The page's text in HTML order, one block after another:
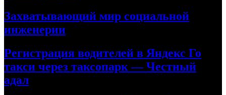
Захватывающий мир социальной
инженерии
Регистрация водителей в Яндекс Го
такси через таксопарк — Честный
адал